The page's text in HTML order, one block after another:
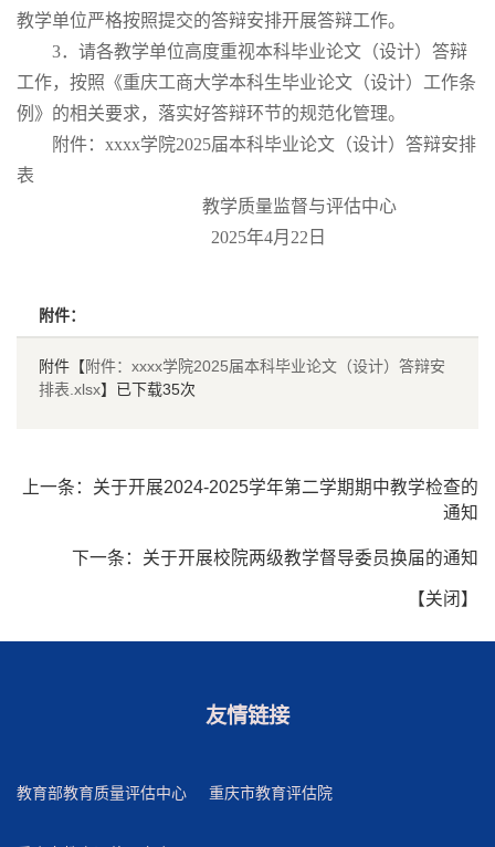
教学单位严格按照提交的答辩安排开展答辩工作。
3．请各教学单位高度重视本科毕业论文（设计）答辩
工作，按照《重庆工商大学本科生毕业论文（设计）工作条
例》的相关要求，落实好答辩环节的规范化管理。
附件：xxxx学院2025届本科毕业论文（设计）答辩安排
表
教学质量监督与评估中心
2025年4月22日
附件：
附件【附件：xxxx学院2025届本科毕业论文（设计）答辩安
排表.xlsx】已下载35次
上一条： 关于开展2024-2025学年第二学期期中教学检查的
通知
下一条： 关于开展校院两级教学督导委员换届的通知
【关闭 】
友情链接
教育部教育质量评估中心 重庆市教育评估院